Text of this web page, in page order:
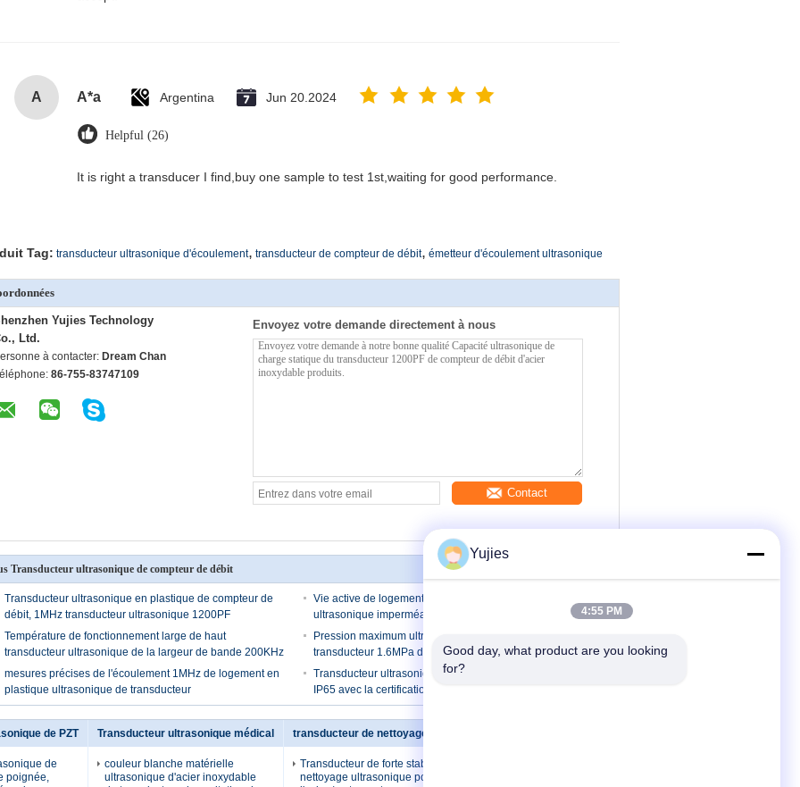
A A*a Argentina Jun 20.2024
Helpful (26)
It is right a transducer I find,buy one sample to test 1st,waiting for good performance.
Tag: transducteur ultrasonique d'écoulement, transducteur de compteur de débit, émetteur d'écoulement ultrasonique
Yujies Technology
Ltd.
à contacter: Dream Chan
86-755-83747109
Envoyez votre demande directement à nous
Contact
Transducteur ultrasonique de compteur de débit
Transducteur ultrasonique en plastique de compteur de
débit, 1MHz transducteur ultrasonique 1200PF
Vie active de logement de PPS de transducteur
ultrasonique imperméable de compteur de débit longue
Température de fonctionnement large de haut
transducteur ultrasonique de la largeur de bande 200KHz
Pression maximum ultrasonique d'entraînement du
transducteur 1.6MPa de compteur du débit IP68
mesures précises de l'écoulement 1MHz de logement en
plastique ultrasonique de transducteur
Transducteur ultrasonique 1MHz de compteur du débit
IP65 avec la certification d'OIN 9001
de PZT
de
poignée,
Transducteur ultrasonique médical
couleur blanche matérielle
ultrasonique d'acier inoxydable
transducteur de nettoyage ultrasonique
Transducteur de forte stabilité de
nettoyage ultrasonique pour
Yujies
4:55 PM
Good day, what product are you looking
for?